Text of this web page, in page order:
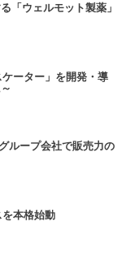
「ウェルモット製薬」
ーター」を開発・導
ループ会社で販売力の
本格始動